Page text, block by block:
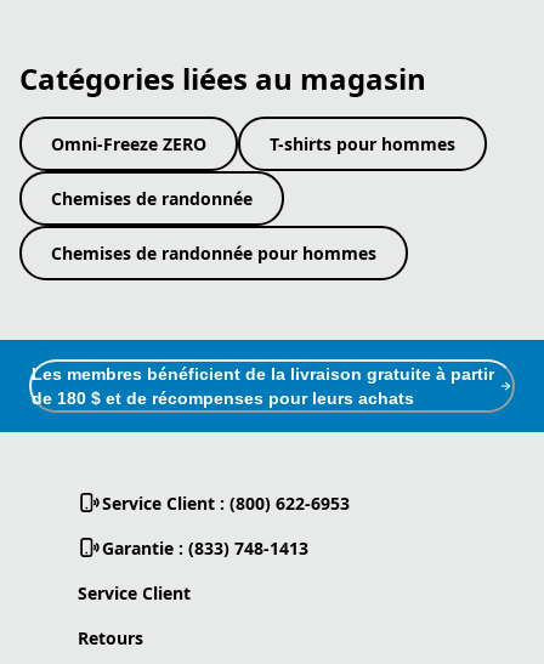
Catégories liées au magasin
Omni-Freeze ZERO T-shirts pour hommes
Chemises de randonnée
Chemises de randonnée pour hommes
Les membres bénéficient de la livraison gratuite à partir
de 180 $ et de récompenses pour leurs achats
Service Client : (800) 622-6953
Garantie : (833) 748-1413
Service Client
Retours